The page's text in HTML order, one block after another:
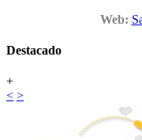
Web:
Destacado
+
< >